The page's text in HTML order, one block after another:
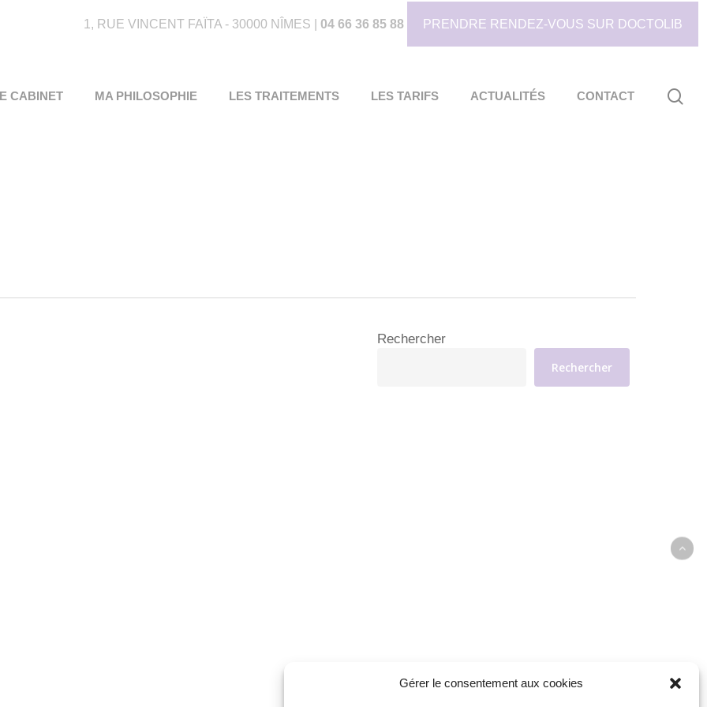
Gérer le consentement aux cookies
1, RUE VINCENT FAÏTA - 30000 NÎMES | 04 66 36 85 88 PRENDRE RENDEZ-VOUS SUR DOCTOLIB
CABINET MA PHILOSOPHIE LES TRAITEMENTS LES TARIFS ACTUALITÉS CONTACT
Rechercher
Rechercher